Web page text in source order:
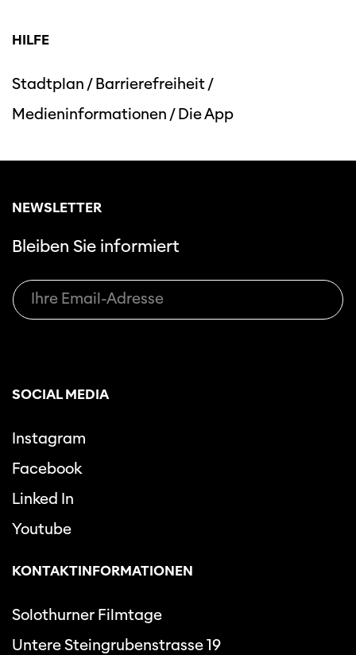
HILFE
Stadtplan /Barrierefreiheit/
Medieninformationen /Die App
NEWSLETTER
Bleiben Sie informiert
SOCIAL MEDIA
Instagram
Facebook
Linked In
Youtube
KONTAKTINFORMATIONEN
Solothurner Filmtage
Untere Steingrubenstrasse 19